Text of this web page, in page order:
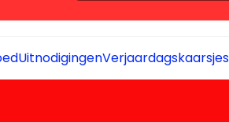
UitnodigingenVerjaardagskaarsjes